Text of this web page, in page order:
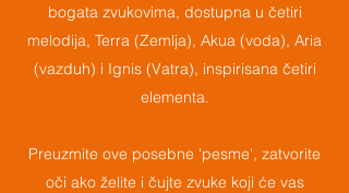
bogata zvukovima, dostupna u četiri
melodija, Terra (Zemlja), Akua (voda), Aria
(vazduh) i Ignis (Vatra), inspirisana četiri
elementa.
Preuzmite ove posebne 'pesme', zatvorite
oči ako želite i čujte zvuke koji će vas